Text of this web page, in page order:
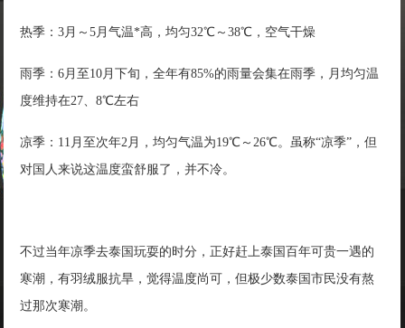
热季：3月～5月气温*高，均匀32℃～38℃，空气干燥
雨季：6月至10月下旬，全年有85%的雨量会集在雨季，月均匀温
度维持在27、8℃左右
凉季：11月至次年2月，均匀气温为19℃～26℃。虽称“凉季”，但
对国人来说这温度蛮舒服了，并不冷。
不过当年凉季去泰国玩耍的时分，正好赶上泰国百年可贵一遇的
寒潮，有羽绒服抗旱，觉得温度尚可，但极少数泰国市民没有熬
过那次寒潮。